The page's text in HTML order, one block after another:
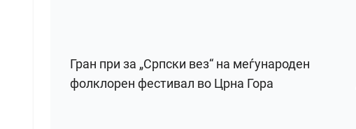
Гран при за „Српски вез“ на меѓународен
фолклорен фестивал во Црна Гора